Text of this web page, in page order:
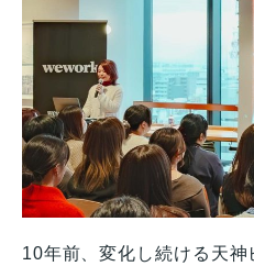
10年前、変化し続ける天